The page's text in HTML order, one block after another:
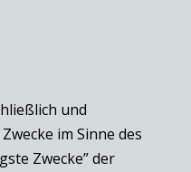
und
im Sinne des
Zwecke” der